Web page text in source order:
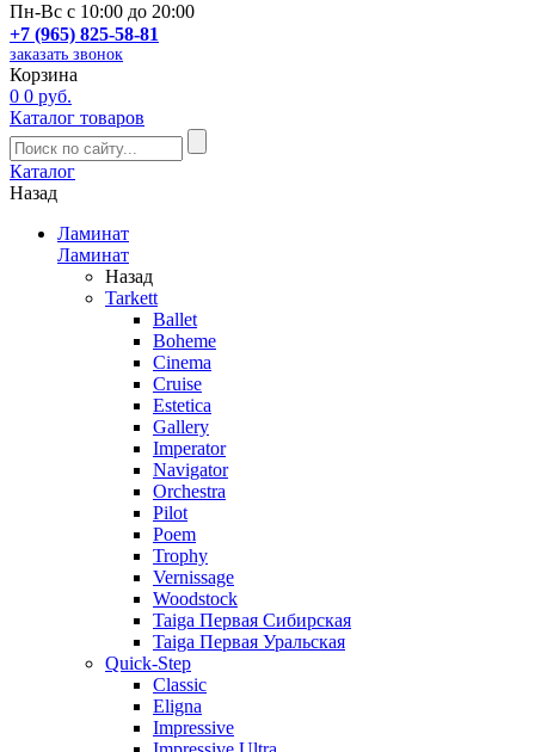
Пн-Вс с 10:00 до 20:00
+7 (965) 825-58-81
заказать звонок
Корзина
0 0 руб.
Каталог товаров
Каталог
Назад
Ламинат
Ламинат
Назад
Tarkett
Ballet
Boheme
Cinema
Cruise
Estetica
Gallery
Imperator
Navigator
Orchestra
Pilot
Poem
Trophy
Vernissage
Woodstock
Taiga Первая Сибирская
Taiga Первая Уральская
Quick-Step
Classic
Eligna
Impressive